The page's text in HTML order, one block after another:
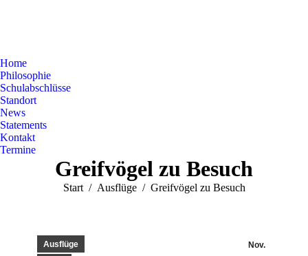
Home
Philosophie
Schulabschlüsse
Standort
News
Statements
Kontakt
Termine
Greifvögel zu Besuch
Sie befinden sich hier:
Start Ausflüge Greifvögel zu Besuch
Nov.
Ausflüge